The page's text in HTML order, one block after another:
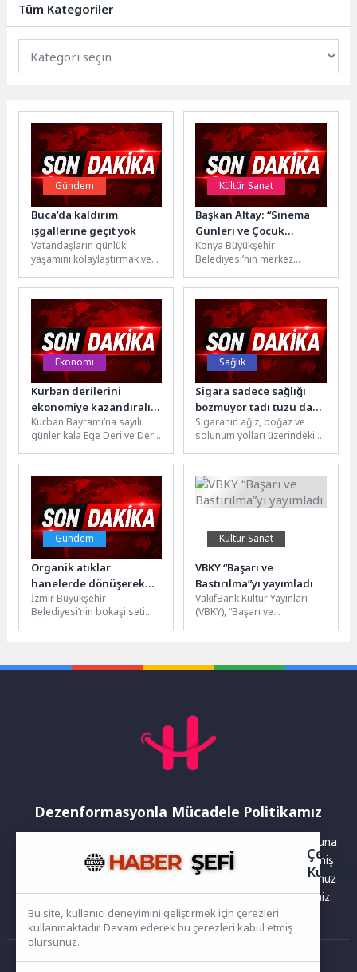
uzmanlar...
Tüm Kategoriler
Gündem
Buca’da kaldırım
işgallerine geçit yok
Vatandaşların günlük
yaşamını kolaylaştırmak ve
kullanımını sağlamak için
pazar yerlerinden ana
caddelere...
Kültür Sanat
Başkan Altay: “Sinema
Günleri ve Çocuk
Şenliğimiz İlçelerimizde
Büyük Bir Coşkuyla
Sürüyor”
Konya Büyükşehir
Belediyesi’nin merkez
düzenlediği Sinema Günleri
ve Çocuk Şenliği her gün
farklı...
Ekonomi
Kurban derilerini
ekonomiye kazandıralım
çağrısı
Kurban Bayramı’na sayılı
günler kala Ege Deri ve Deri
Başkanı Halil
Gündoğdu’dan...
Sağlık
Sigara sadece sağlığı
bozmuyor tadı tuzu da
kaçırıyor
Sigaranın ağız, boğaz ve
solunum yolları üzerindeki
Anadolu Sağlık Merkezi
Hastanesi’nden KBB...
Gündem
Organik atıklar
hanelerde dönüşerek
toprağı zenginleştiriyor
İzmir Büyükşehir
Belediyesi’nin bokaşi seti
dönüştürülüyor. Ekipler,...
Kültür Sanat
VBKY “Başarı ve
Bastırılma”yı yayımladı
VakıfBank Kültür Yayınları
(VBKY), “Başarı ve
aldığı bu...
Dezenformasyonla Mücadele Politikamız
Yayınlanan haberler doğruluk ilkesi gözetilerek hazırlanır. Buna
rağmen bazı içeriklerde eksik, hatalı veya güncelliğini yitirmiş
bilgiler bulunabilir.Yanlış veya yanıltıcı olduğunu düşündüğünüz
haberleri aşağıdaki iletişim kanallarından bize bildirebilirsiniz:
Çerez
Bu site, kullanıcı deneyimini geliştirmek için çerezleri
kullanmaktadır. Devam ederek bu çerezleri kabul etmiş
olursunuz.